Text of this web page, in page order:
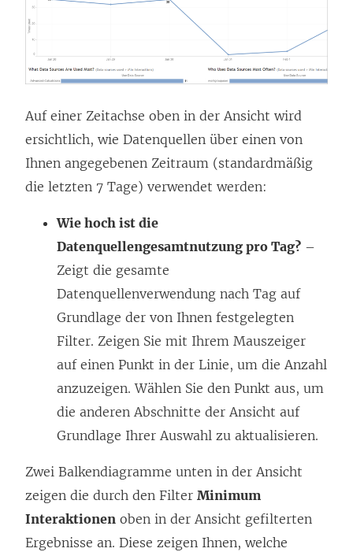
Auf einer Zeitachse oben in der Ansicht wird
ersichtlich, wie Datenquellen über einen von
Ihnen angegebenen Zeitraum (standardmäßig
die letzten 7 Tage) verwendet werden:
Wie hoch ist die
Datenquellengesamtnutzung pro Tag? –
Zeigt die gesamte
Datenquellenverwendung nach Tag auf
Grundlage der von Ihnen festgelegten
Filter. Zeigen Sie mit Ihrem Mauszeiger
auf einen Punkt in der Linie, um die Anzahl
anzuzeigen. Wählen Sie den Punkt aus, um
die anderen Abschnitte der Ansicht auf
Grundlage Ihrer Auswahl zu aktualisieren.
Zwei Balkendiagramme unten in der Ansicht
zeigen die durch den Filter Minimum
Interaktionen oben in der Ansicht gefilterten
Ergebnisse an. Diese zeigen Ihnen, welche